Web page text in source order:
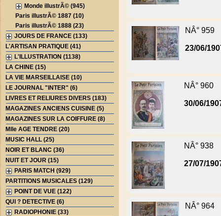
Monde illustrÃ© (945)
Paris illustrÃ© 1887 (10)
Paris illustrÃ© 1888 (23)
JOURS DE FRANCE (133)
L'ARTISAN PRATIQUE (41)
L'ILLUSTRATION (1138)
LA CHINE (15)
LA VIE MARSEILLAISE (10)
LE JOURNAL "INTER" (6)
LIVRES ET RELIURES DIVERS (183)
MAGAZINES ANCIENS CUISINE (5)
MAGAZINES SUR LA COIFFURE (8)
Mlle AGE TENDRE (20)
MUSIC HALL (25)
NOIR ET BLANC (36)
NUIT ET JOUR (15)
PARIS MATCH (929)
PARTITIONS MUSICALES (129)
POINT DE VUE (122)
QUI ? DETECTIVE (6)
RADIOPHONIE (33)
NÂ° 959
23/06/
NÂ° 960
30/06/
NÂ° 938
27/07/
NÂ° 964